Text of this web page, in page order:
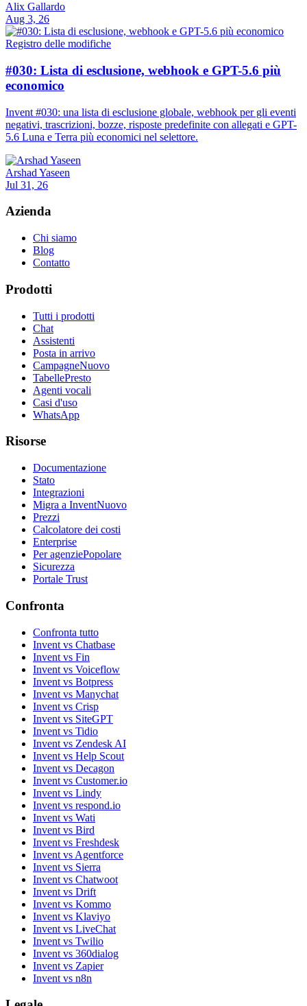
Alix Gallardo
Aug 3, 26
Registro delle modifiche
#030: Lista di esclusione, webhook e GPT-5.6 più
economico
Invent #030: una lista di esclusione globale, webhook per gli eventi
negativi, trascrizioni, bozze, risposte predefinite con allegati e GPT-
5.6 Luna e Terra più economici nel selettore.
Arshad Yaseen
Jul 31, 26
Azienda
Chi siamo
Blog
Contatto
Prodotti
Tutti i prodotti
Chat
Assistenti
Posta in arrivo
CampagneNuovo
TabellePresto
Agenti vocali
Casi d'uso
WhatsApp
Risorse
Documentazione
Stato
Integrazioni
Migra a InventNuovo
Prezzi
Calcolatore dei costi
Enterprise
Per agenziePopolare
Sicurezza
Portale Trust
Confronta
Confronta tutto
Invent vs Chatbase
Invent vs Fin
Invent vs Voiceflow
Invent vs Botpress
Invent vs Manychat
Invent vs Crisp
Invent vs SiteGPT
Invent vs Tidio
Invent vs Zendesk AI
Invent vs Help Scout
Invent vs Decagon
Invent vs Customer.io
Invent vs Lindy
Invent vs respond.io
Invent vs Wati
Invent vs Bird
Invent vs Freshdesk
Invent vs Agentforce
Invent vs Sierra
Invent vs Chatwoot
Invent vs Drift
Invent vs Kommo
Invent vs Klaviyo
Invent vs LiveChat
Invent vs Twilio
Invent vs 360dialog
Invent vs Zapier
Invent vs n8n